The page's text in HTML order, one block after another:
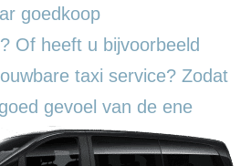
goedkoop
Of heeft u bijvoorbeeld
taxi service? Zodat
gevoel van de ene